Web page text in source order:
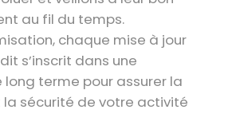
au fil du temps.
chaque mise à jour
s’inscrit dans une
terme pour assurer la
la sécurité de votre activité